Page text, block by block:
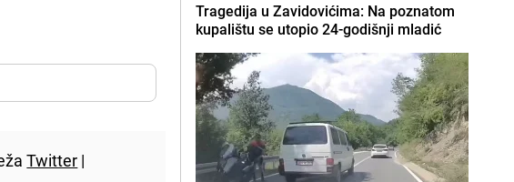
Twitter |
Tragedija u Zavidovićima: Na poznatom
kupalištu se utopio 24-godišnji mladić